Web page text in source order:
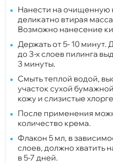
Нанести на очищенную
деликатно втирая
Возможно нанесение
Держать от 5- 10 минут.
до 3-х слоев пилинга
3 минуты.
Смыть теплой водой,
участок сухой
кожу и слизистые
После применения
количество крема.
Флакон 5 мл, в
слоев, должно хватить
в 5-7 дней.